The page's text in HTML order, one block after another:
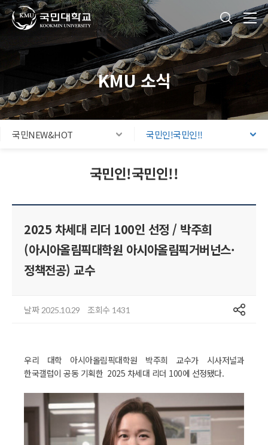
주메뉴 바로가기
본문내용 바로가기
푸터 바로가기
국민대학교
KMU 소식
국민NEW&HOT 국민인!국민인!!
국민인!국민인!!
2025 차세대 리더 100인 선정 / 박주희
(아시아올림픽대학원 아시아올림픽거버넌스·
정책전공) 교수
날짜 2025.10.29 조회수 1431 공유
우리 대학 아시아올림픽대학원 박주희 교수가 시사저널과
한국갤럽이 공동 기획한 2025 차세대 리더 100에 선정됐다.